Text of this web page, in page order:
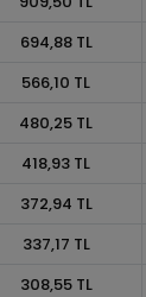
694,88 TL
566,10 TL
480,25 TL
418,93 TL
372,94 TL
337,17 TL
308,55 TL